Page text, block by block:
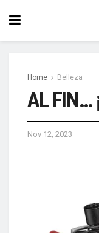
Home Belleza
AL FIN…
Nov 12, 2023